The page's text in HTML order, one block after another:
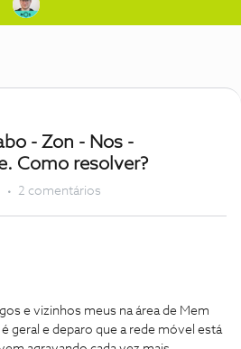
- Zon - Nos -
Como resolver?
2 comentários
e vizinhos meus na área de Mem
geral e deparo que a rede móvel está